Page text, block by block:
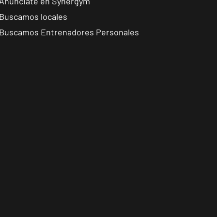
Buscamos locales
Buscamos Entrenadores Personales